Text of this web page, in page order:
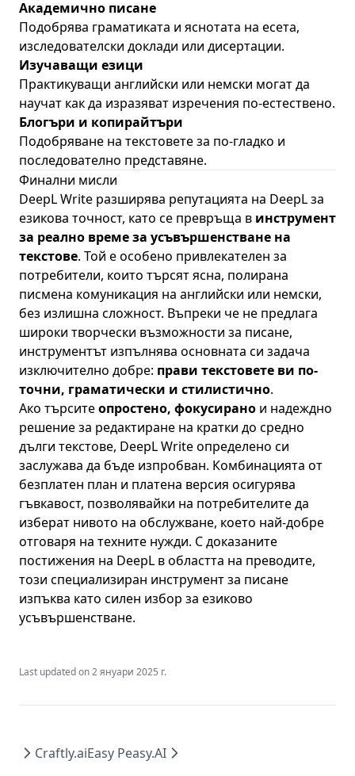
Академично писане
Подобрява граматиката и яснотата на есета,
изследователски доклади или дисертации.
Изучаващи езици
Практикуващи английски или немски могат да
научат как да изразяват изречения по-естествено.
Блогъри и копирайтъри
Подобряване на текстовете за по-гладко и
последователно представяне.
Финални мисли
DeepL Write разширява репутацията на DeepL за
езикова точност, като се превръща в инструмент
за реално време за усъвършенстване на
текстове. Той е особено привлекателен за
потребители, които търсят ясна, полирана
писмена комуникация на английски или немски,
без излишна сложност. Въпреки че не предлага
широки творчески възможности за писане,
инструментът изпълнява основната си задача
изключително добре: прави текстовете ви по-
точни, граматически и стилистично.
Ако търситеопростено, фокусирано и надеждно
решение за редактиране на кратки до средно
дълги текстове, DeepL Write определено си
заслужава да бъде изпробван. Комбинацията от
безплатен план и платена версия осигурява
гъвкавост, позволявайки на потребителите да
изберат нивото на обслужване, което най-добре
отговаря на техните нужди. С доказаните
постижения на DeepL в областта на преводите,
този специализиран инструмент за писане
изпъква като силен избор за езиково
усъвършенстване.
Last updated on2 януари 2025 г.
Craftly.aiEasy Peasy.AI